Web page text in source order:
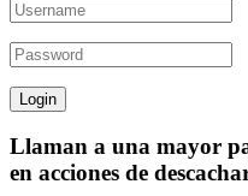
Llaman a una mayor
en acciones de